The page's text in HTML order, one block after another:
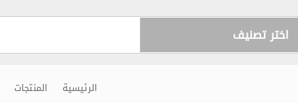
اختر تصنيف
الرئيسية المنتجات